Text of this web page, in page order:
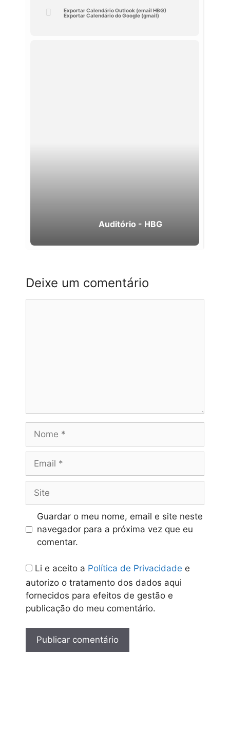
Exportar Calendário Outlook (email HBG)
Exportar Calendário do Google (gmail)
Auditório - HBG
Deixe um comentário
Nome
Email
Site
Guardar o meu nome, email e site neste
navegador para a próxima vez que eu
comentar.
Li e aceito a Política de Privacidade e
autorizo o tratamento dos dados aqui
fornecidos para efeitos de gestão e
publicação do meu comentário.